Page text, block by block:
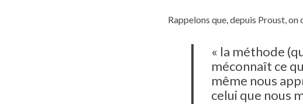
Rappelons que, depuis Proust, on
« la méthode
méconnaît ce
même nous
celui que nous